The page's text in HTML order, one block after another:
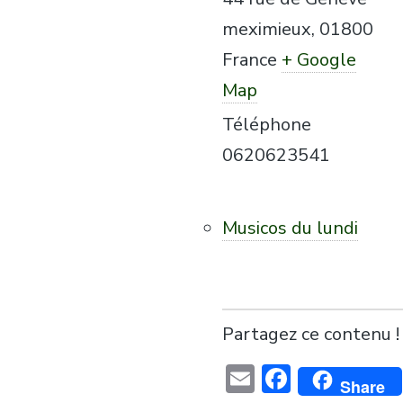
meximieux, 01800
France + Google
Map
Téléphone
0620623541
Musicos du lundi
Partagez ce contenu !
EmailFacebook
Share